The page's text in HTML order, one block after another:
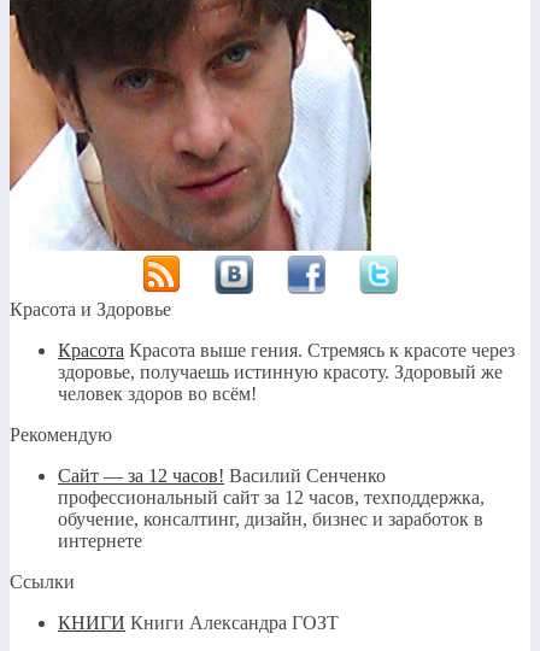
Красота и Здоровье
Красота Красота выше гения. Стремясь к красоте через
здоровье, получаешь истинную красоту. Здоровый же
человек здоров во всём!
Рекомендую
Сайт — за 12 часов! Василий Сенченко
профессиональный сайт за 12 часов, техподдержка,
обучение, консалтинг, дизайн, бизнес и заработок в
интернете
Ссылки
КНИГИ Книги Александра ГОЗТ